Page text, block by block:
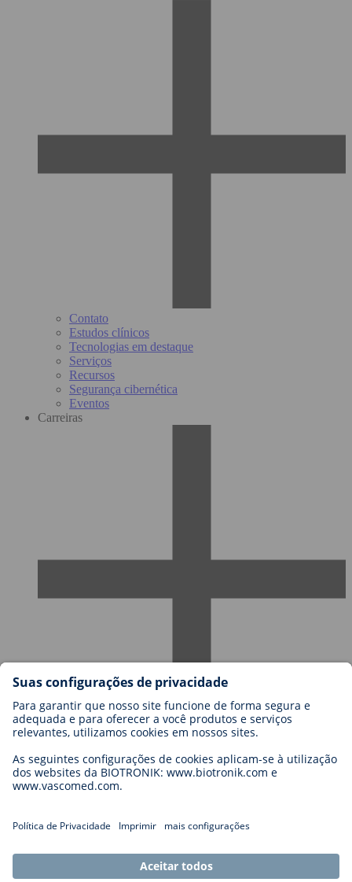
Contato
Estudos clínicos
Tecnologias em destaque
Serviços
Recursos
Segurança cibernética
Eventos
Carreiras
Blog
Contato
Cookie Settings